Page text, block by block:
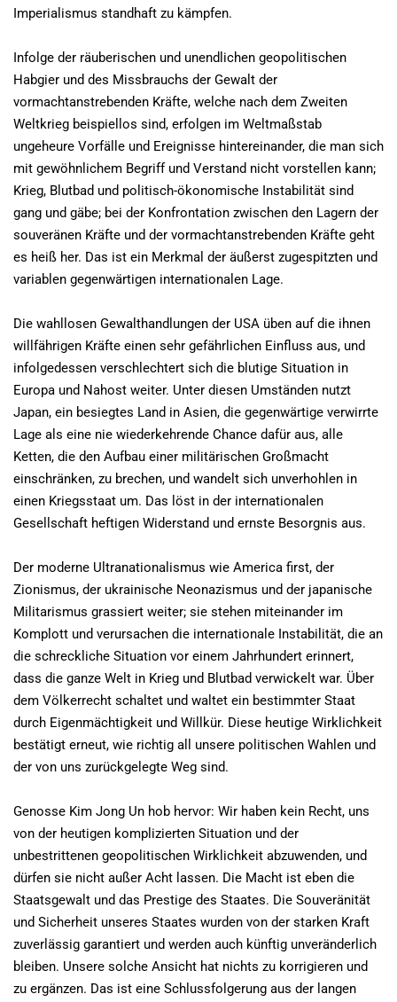
Imperialismus standhaft zu kämpfen.
Infolge der räuberischen und unendlichen geopolitischen
Habgier und des Missbrauchs der Gewalt der
vormachtanstrebenden Kräfte, welche nach dem Zweiten
Weltkrieg beispiellos sind, erfolgen im Weltmaßstab
ungeheure Vorfälle und Ereignisse hintereinander, die man sich
mit gewöhnlichem Begriff und Verstand nicht vorstellen kann;
Krieg, Blutbad und politisch-ökonomische Instabilität sind
gang und gäbe; bei der Konfrontation zwischen den Lagern der
souveränen Kräfte und der vormachtanstrebenden Kräfte geht
es heiß her. Das ist ein Merkmal der äußerst zugespitzten und
variablen gegenwärtigen internationalen Lage.
Die wahllosen Gewalthandlungen der USA üben auf die ihnen
willfährigen Kräfte einen sehr gefährlichen Einfluss aus, und
infolgedessen verschlechtert sich die blutige Situation in
Europa und Nahost weiter. Unter diesen Umständen nutzt
Japan, ein besiegtes Land in Asien, die gegenwärtige verwirrte
Lage als eine nie wiederkehrende Chance dafür aus, alle
Ketten, die den Aufbau einer militärischen Großmacht
einschränken, zu brechen, und wandelt sich unverhohlen in
einen Kriegsstaat um. Das löst in der internationalen
Gesellschaft heftigen Widerstand und ernste Besorgnis aus.
Der moderne Ultranationalismus wie America first, der
Zionismus, der ukrainische Neonazismus und der japanische
Militarismus grassiert weiter; sie stehen miteinander im
Komplott und verursachen die internationale Instabilität, die an
die schreckliche Situation vor einem Jahrhundert erinnert,
dass die ganze Welt in Krieg und Blutbad verwickelt war. Über
dem Völkerrecht schaltet und waltet ein bestimmter Staat
durch Eigenmächtigkeit und Willkür. Diese heutige Wirklichkeit
bestätigt erneut, wie richtig all unsere politischen Wahlen und
der von uns zurückgelegte Weg sind.
Genosse Kim Jong Un hob hervor: Wir haben kein Recht, uns
von der heutigen komplizierten Situation und der
unbestrittenen geopolitischen Wirklichkeit abzuwenden, und
dürfen sie nicht außer Acht lassen. Die Macht ist eben die
Staatsgewalt und das Prestige des Staates. Die Souveränität
und Sicherheit unseres Staates wurden von der starken Kraft
zuverlässig garantiert und werden auch künftig unveränderlich
bleiben. Unsere solche Ansicht hat nichts zu korrigieren und
zu ergänzen. Das ist eine Schlussfolgerung aus der langen